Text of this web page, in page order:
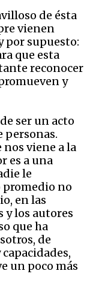
de ésta
vienen
por supuesto:
que esta
reconocer
y
ser un acto
personas.
viene a la
es a una
le
promedio no
en las
y los autores
que ha
de
un poco más